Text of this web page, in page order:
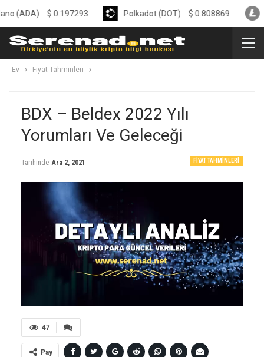
Ev Fiyat Tahminleri
BDX – Beldex 2022 Yılı
Yorumları Ve Geleceği
FIYAT TAHMINLERI
Tarihinde Ara 2, 2021
47
Pay
$0.197293 Polkadot (DOT) $0.808869